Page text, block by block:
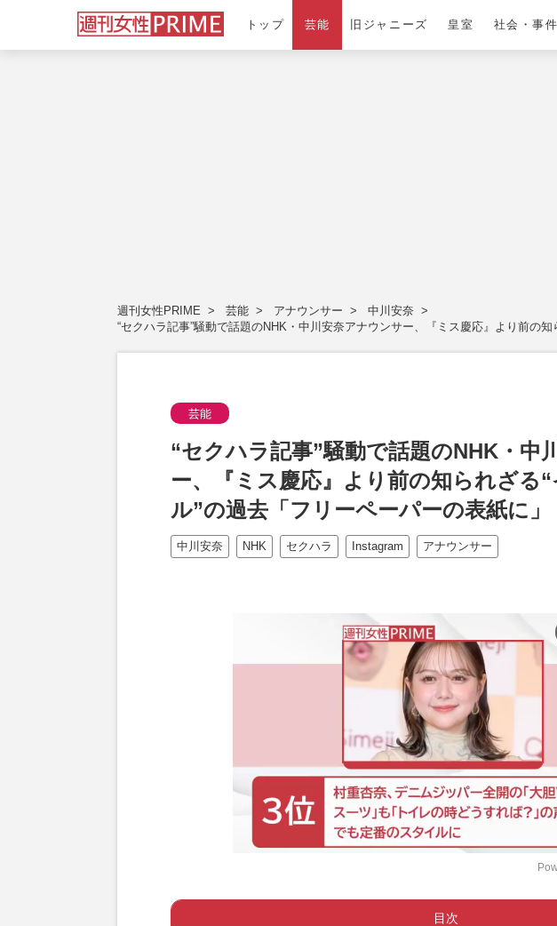
トップ 芸能 旧ジャニーズ 皇室 社会・事件
週刊女性PRIME 芸能 アナウンサー
中川安奈
“セクハラ記事”騒動で話題のNHK・中川安奈アナウンサー、『ミス慶応』より前の
芸能
“セクハラ記事”騒動で話題のNHK・中
ー、『ミス慶応』より前の知られざる
ル”の過去「フリーペーパーの表紙に」
中川安奈 NHK セクハラ Instagram アナウンサー
目次